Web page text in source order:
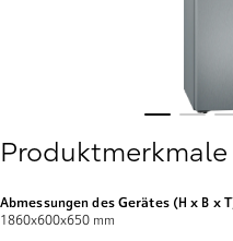
Produktmerkmale
Abmessungen des Gerätes (H x B x
1860x600x650 mm